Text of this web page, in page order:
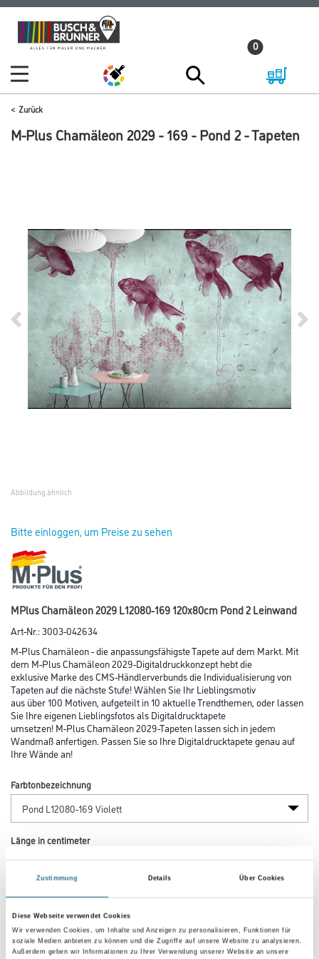
Zustimmung Details Über Cookies
Diese Webseite verwendet Cookies
Wir verwenden Cookies, um Inhalte und Anzeigen zu personalisieren, Funktionen für
soziale Medien anbieten zu können und die Zugriffe auf unsere Website zu analysieren.
Außerdem geben wir Informationen zu Ihrer Verwendung unserer Website an unsere
Zum
Inhalt
Zum
Navigationsmenü
0
Zurück
M-Plus Chamäleon 2029 - 169 - Pond 2 - Tapeten
Abbildung ähnlich
Bitte einloggen, um Preise zu sehen
MPlus Chamäleon 2029 L12080-169 120x80cm Pond 2 Leinwand
Art-Nr.:3003-042634
M-Plus Chamäleon - die anpassungsfähigste Tapete auf dem Markt. Mit
dem M-Plus Chamäleon 2029-Digitaldruckkonzept hebt die
exklusive Marke des CMS-Händlerverbunds die Individualisierung von
Tapeten auf die nächste Stufe! Wählen Sie Ihr Lieblingsmotiv
aus über 100 Motiven, aufgeteilt in 10 aktuelle Trendthemen, oder lassen
Sie Ihre eigenen Lieblingsfotos als Digitaldrucktapete
umsetzen! M-Plus Chamäleon 2029-Tapeten lassen sich in jedem
Wandmaß anfertigen. Passen Sie so Ihre Digitaldrucktapete genau auf
Ihre Wände an!
Farbtonbezeichnung
Länge in centimeter
Breite in centimeter
Gebinde